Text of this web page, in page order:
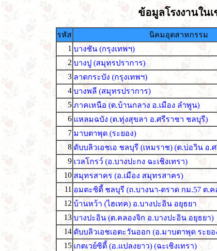
ข้อมูลโรงงานใน
รหัส
นิคมอุตสาหกรรม
1 บางชัน (กรุงเทพฯ)
2 บางปู (สมุทรปราการ)
3 ลาดกระบัง (กรุงเทพฯ)
4 บางพลี (สมุทรปราการ)
5 ภาคเหนือ (ต.บ้านกลาง อ.เมือง ลำพูน)
6 แหลมฉบัง (ต.ทุ่งสุขลา อ.ศรีราชา ชลบุรี)
7 มาบตาพุด (ระยอง)
8 ดับบลิวเอชเอ ชลบุรี (เหมราช) (ต.บ่อวิน อ.
9 เวลโกรว์ (อ.บางปะกง ฉะเชิงเทรา)
10 สมุทรสาคร (อ.เมือง สมุทรสาคร)
11 อมตะซิตี้ ชลบุรี (ถ.บางนา-ตราด กม.57 ต.ค
12 บ้านหว้า (ไฮเทค) อ.บางปะอิน อยุธยา
13 บางปะอิน (ต.คลองจิก อ.บางปะอิน อยุธยา)
14 ดับบลิวเอชเอตะวันออก (อ.มาบตาพุด ระยอ
15 เกตเวย์ซิตี้ (อ.แปลงยาว) (ฉะเชิงเทรา)